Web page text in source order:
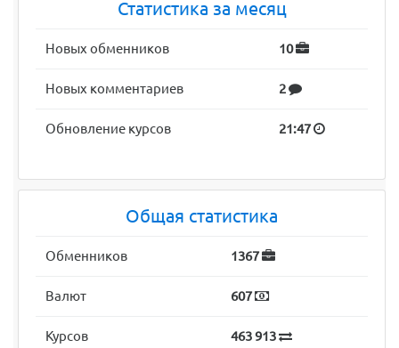
Статистика за месяц
Новых обменников 10
Новых комментариев 2
Обновление курсов 21:47
Общая статистика
Обменников 1367
Валют 607
Курсов 463 913